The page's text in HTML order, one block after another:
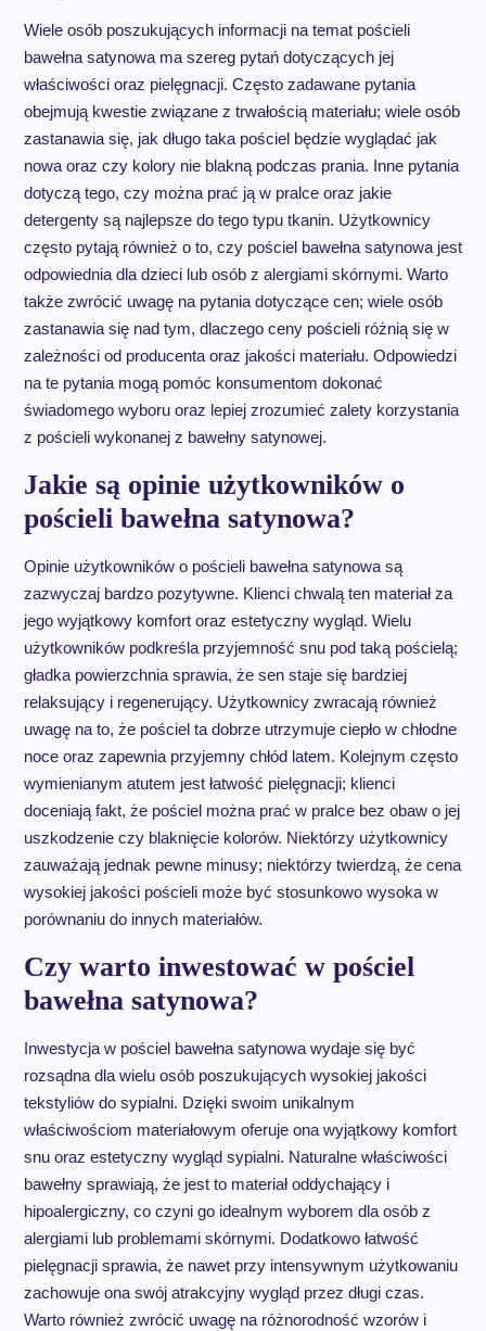
Wiele osób poszukujących informacji na temat pościeli
bawełna satynowa ma szereg pytań dotyczących jej
właściwości oraz pielęgnacji. Często zadawane pytania
obejmują kwestie związane z trwałością materiału; wiele osób
zastanawia się, jak długo taka pościel będzie wyglądać jak
nowa oraz czy kolory nie blakną podczas prania. Inne pytania
dotyczą tego, czy można prać ją w pralce oraz jakie
detergenty są najlepsze do tego typu tkanin. Użytkownicy
często pytają również o to, czy pościel bawełna satynowa jest
odpowiednia dla dzieci lub osób z alergiami skórnymi. Warto
także zwrócić uwagę na pytania dotyczące cen; wiele osób
zastanawia się nad tym, dlaczego ceny pościeli różnią się w
zależności od producenta oraz jakości materiału. Odpowiedzi
na te pytania mogą pomóc konsumentom dokonać
świadomego wyboru oraz lepiej zrozumieć zalety korzystania
z pościeli wykonanej z bawełny satynowej.
Jakie są opinie użytkowników o
pościeli bawełna satynowa?
Opinie użytkowników o pościeli bawełna satynowa są
zazwyczaj bardzo pozytywne. Klienci chwalą ten materiał za
jego wyjątkowy komfort oraz estetyczny wygląd. Wielu
użytkowników podkreśla przyjemność snu pod taką pościelą;
gładka powierzchnia sprawia, że sen staje się bardziej
relaksujący i regenerujący. Użytkownicy zwracają również
uwagę na to, że pościel ta dobrze utrzymuje ciepło w chłodne
noce oraz zapewnia przyjemny chłód latem. Kolejnym często
wymienianym atutem jest łatwość pielęgnacji; klienci
doceniają fakt, że pościel można prać w pralce bez obaw o jej
uszkodzenie czy blaknięcie kolorów. Niektórzy użytkownicy
zauważają jednak pewne minusy; niektórzy twierdzą, że cena
wysokiej jakości pościeli może być stosunkowo wysoka w
porównaniu do innych materiałów.
Czy warto inwestować w pościel
bawełna satynowa?
Inwestycja w pościel bawełna satynowa wydaje się być
rozsądna dla wielu osób poszukujących wysokiej jakości
tekstyliów do sypialni. Dzięki swoim unikalnym
właściwościom materiałowym oferuje ona wyjątkowy komfort
snu oraz estetyczny wygląd sypialni. Naturalne właściwości
bawełny sprawiają, że jest to materiał oddychający i
hipoalergiczny, co czyni go idealnym wyborem dla osób z
alergiami lub problemami skórnymi. Dodatkowo łatwość
pielęgnacji sprawia, że nawet przy intensywnym użytkowaniu
zachowuje ona swój atrakcyjny wygląd przez długi czas.
Warto również zwrócić uwagę na różnorodność wzorów i